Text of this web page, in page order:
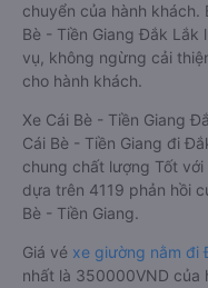
chuyển của hành khách.
Bè - Tiền Giang Đắk Lắk
vụ, không ngừng cải
cho hành khách.
Xe Cái Bè - Tiền Giang
Cái Bè - Tiền Giang đi
chung chất lượng Tốt
dựa trên 4119 phản hồi
Bè - Tiền Giang.
Giá vé xe giường nằm đi
nhất là 350000VND của